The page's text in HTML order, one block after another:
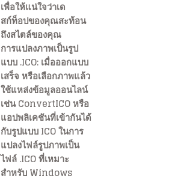
เพื่อให้แน่ใจว่าเด
สก์ท็อปของคุณสะท้อน
ถึงสไตล์ของคุณ
การแปลงภาพเป็นรูป
แบบ .ICO: เมื่อออกแบบ
เสร็จ หรือเลือกภาพแล้ว
ใช้แหล่งข้อมูลออนไลน์
เช่น ConvertICO หรือ
แอปพลิเคชันที่เข้ากันได้
กับรูปแบบ ICO ในการ
แปลงไฟล์รูปภาพเป็น
ไฟล์ .ICO ที่เหมาะ
สำหรับ Windows